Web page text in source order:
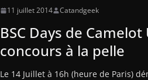
11 juillet 2014 Catandgeek
BSC Days de
concours à la pelle
Le 14 Juillet à 16h (heure de Paris)